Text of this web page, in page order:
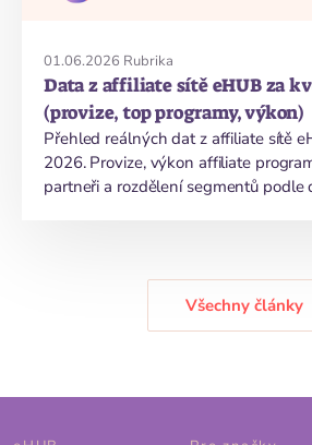
01.06.2026 Rubrika
Data z affiliate sítě eHUB za
(provize, top programy, výkon)
Přehled reálných dat z affiliate sítě
2026. Provize, výkon affiliate
partneři a rozdělení segmentů podle
Všechny články